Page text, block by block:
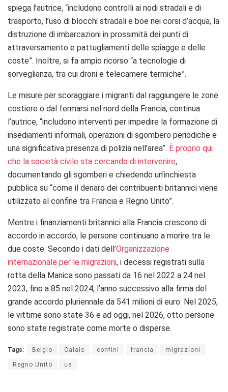
spiega l’autrice, “includono controlli ai nodi stradali e di
trasporto, l’uso di blocchi stradali e boe nei corsi d’acqua, la
distruzione di imbarcazioni in prossimità dei punti di
attraversamento e pattugliamenti delle spiagge e delle
coste”. Inoltre, si fa ampio ricorso “a tecnologie di
sorveglianza, tra cui droni e telecamere termiche”.
Le misure per scoraggiare i migranti dal raggiungere le zone
costiere o dal fermarsi nel nord della Francia, continua
l’autrice, “includono interventi per impedire la formazione di
insediamenti informali, operazioni di sgombero periodiche e
una significativa presenza di polizia nell’area”. È proprio qui
che la società civile sta cercando di intervenire,
documentando gli sgomberi e chiedendo un’inchiesta
pubblica su “come il denaro dei contribuenti britannici viene
utilizzato al confine tra Francia e Regno Unito”.
Mentre i finanziamenti britannici alla Francia crescono di
accordo in accordo, le persone continuano a morire tra le
due coste. Secondo i dati dell’Organizzazione
internazionale per le migrazioni, i decessi registrati sulla
rotta della Manica sono passati da 16 nel 2022 a 24 nel
2023, fino a 85 nel 2024, l’anno successivo alla firma del
grande accordo pluriennale da 541 milioni di euro. Nel 2025,
le vittime sono state 36 e ad oggi, nel 2026, otto persone
sono state registrate come morte o disperse.
Tags: Belgio Calais confini francia migrazioni
Regno Unito ue